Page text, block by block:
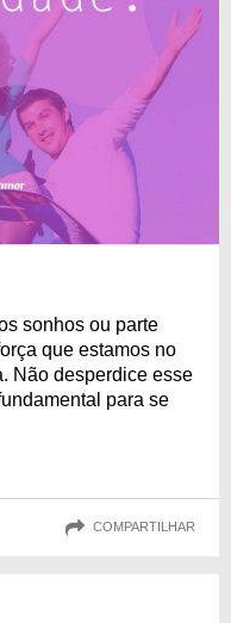
sonhos ou parte
que estamos no
Não desperdice esse
para se
COMPARTILHAR